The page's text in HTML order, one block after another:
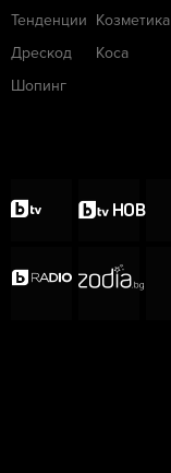
Тенденции
Дрескод
Шопинг
Козметика
Коса